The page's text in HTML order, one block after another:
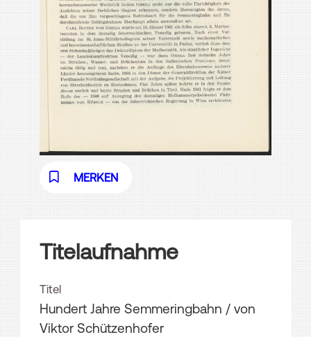
MERKEN
Titelaufnahme
Titel
Hundert Jahre Semmeringbahn / von
Viktor Schützenhofer